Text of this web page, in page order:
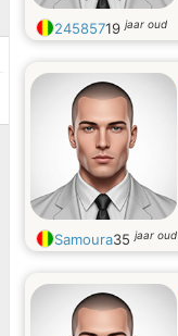
24585719jaar oud
Samoura35jaar oud